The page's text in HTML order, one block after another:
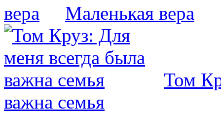
Маленькая вера
Том
важна семья